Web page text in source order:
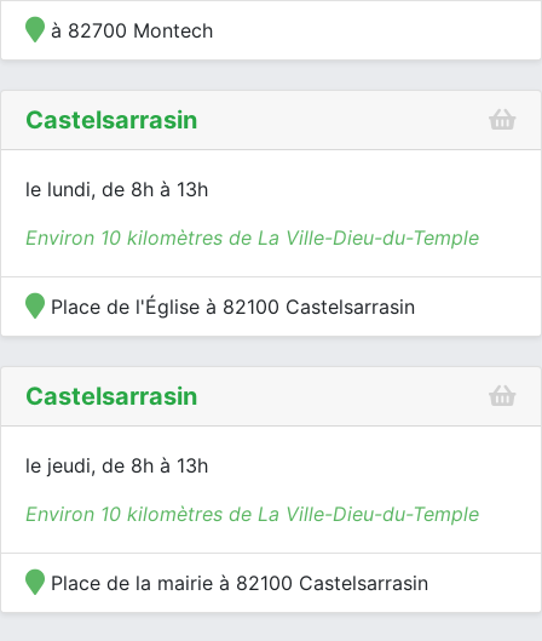
à 82700 Montech
Castelsarrasin
le lundi, de 8h à 13h
Environ 10 kilomètres de La Ville-Dieu-du-Temple
Place de l'Église à 82100 Castelsarrasin
Castelsarrasin
le jeudi, de 8h à 13h
Environ 10 kilomètres de La Ville-Dieu-du-Temple
Place de la mairie à 82100 Castelsarrasin